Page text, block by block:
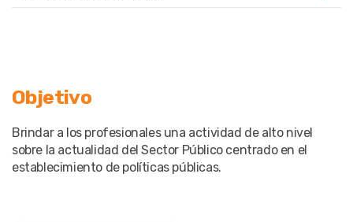
Objetivo
Brindar a los profesionales una actividad de alto nivel
sobre la actualidad del Sector Público centrado en el
establecimiento de políticas públicas.